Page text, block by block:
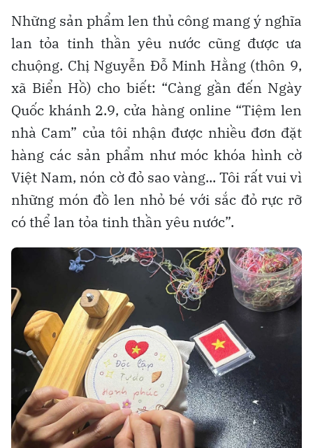
Những sản phẩm len thủ công mang ý nghĩa
lan tỏa tinh thần yêu nước cũng được ưa
chuộng. Chị Nguyễn Đỗ Minh Hằng (thôn 9,
xã Biển Hồ) cho biết: “Càng gần đến Ngày
Quốc khánh 2.9, cửa hàng online “Tiệm len
nhà Cam” của tôi nhận được nhiều đơn đặt
hàng các sản phẩm như móc khóa hình cờ
Việt Nam, nón cờ đỏ sao vàng... Tôi rất vui vì
những món đồ len nhỏ bé với sắc đỏ rực rỡ
có thể lan tỏa tinh thần yêu nước”.